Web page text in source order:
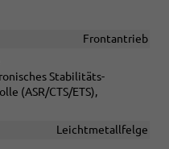
Frontantrieb
Stabilitäts-
(ASR/CTS/ETS),
Leichtmetallfelge